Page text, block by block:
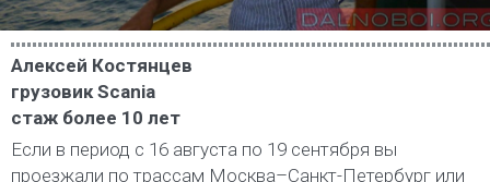
Алексей Костянцев
грузовик Scania
стаж более 10 лет
Если в период с 16 августа по 19 сентября вы
проезжали по трассам Москва–Санкт-Петербург или